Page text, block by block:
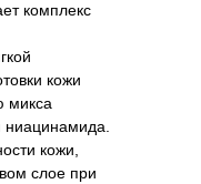
комплекс
кожи
микса
ниацинамида.
кожи,
слое при